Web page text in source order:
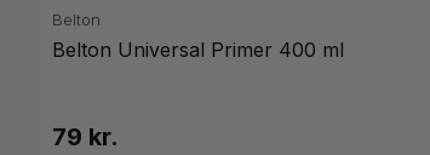
Belton
Belton Universal Primer 400 ml
79 kr.